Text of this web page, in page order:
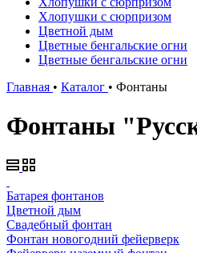
Хлопушки с сюрпризом
Цветной дым
Цветные бенгальские огни
Цветные бенгальские огни
Главная • Каталог • Фонтаны
Фонтаны
Батарея фонтанов
Цветной дым
Свадебный фонтан
Фонтан новогодний фейерверк